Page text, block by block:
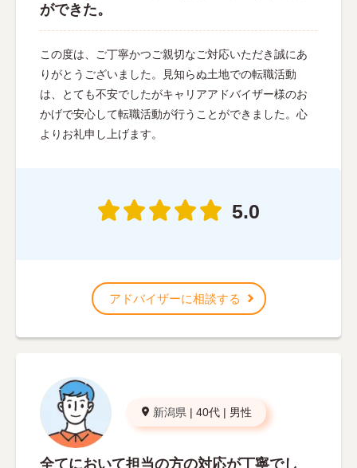
ができた。
この度は、ご丁寧かつご親切なご対応いただき誠にあ
りがとうございました。見知らぬ土地での転職活動
は、とても不安でしたがキャリアアドバイザー様のお
かげで安心して転職活動が行うことができました。心
よりお礼申し上げます。
5.0
アドバイザーに相談する
新潟県 | 40代 | 男性
全てにおいて担当の方の対応が丁寧でし